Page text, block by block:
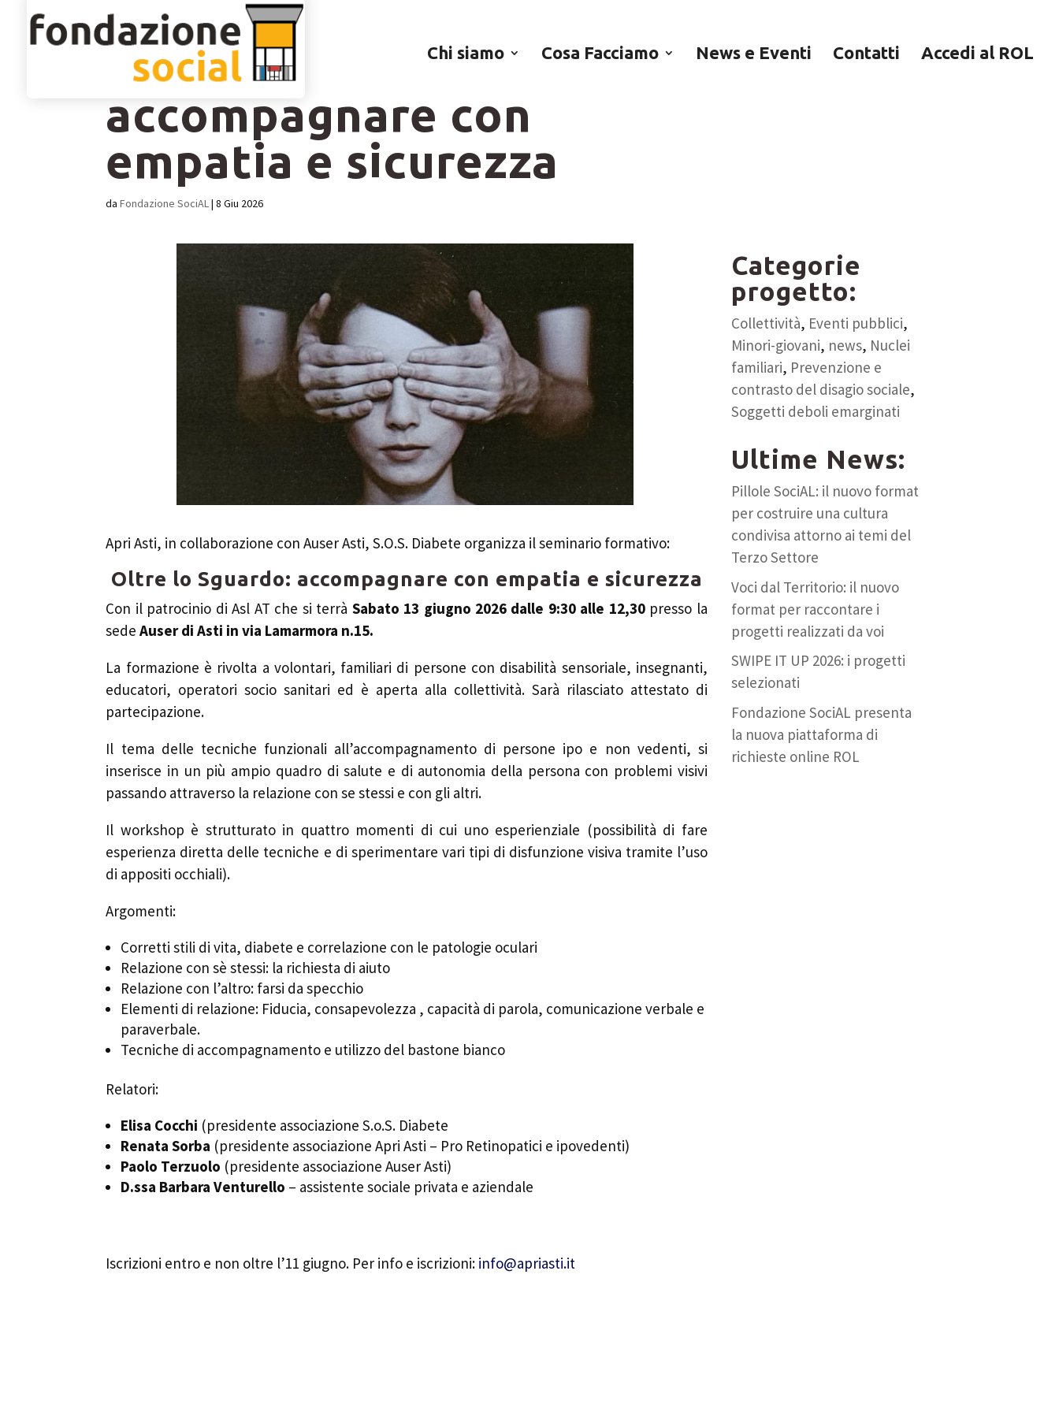
Chi siamo Cosa Facciamo News e Eventi Contatti Accedi al ROL
Oltre lo sguardo: l’arte di
accompagnare con
empatia e sicurezza
daFondazione SociAL|8 Giu 2026
Apri Asti, in collaborazione con Auser Asti, S.O.S. Diabete organizza il seminario formativo:
Oltre lo Sguardo: accompagnare con empatia e sicurezza
Con il patrocinio di Asl AT che si terrà Sabato 13 giugno 2026 dalle 9:30 alle 12,30presso la
sedeAuser di Asti in via Lamarmora n.15.
La formazione è rivolta a volontari, familiari di persone con disabilità sensoriale, insegnanti,
educatori, operatori socio sanitari ed è aperta alla collettività. Sarà rilasciato attestato di
partecipazione.
Il tema delle tecniche funzionali all’accompagnamento di persone ipo e non vedenti, si
inserisce in un più ampio quadro di salute e di autonomia della persona con problemi visivi
passando attraverso la relazione con se stessi e con gli altri.
Il workshop è strutturato in quattro momenti di cui uno esperienziale (possibilità di fare
esperienza diretta delle tecniche e di sperimentare vari tipi di disfunzione visiva tramite l’uso
di appositi occhiali).
Argomenti:
Corretti stili di vita, diabete e correlazione con le patologie oculari
Relazione con sè stessi: la richiesta di aiuto
Relazione con l’altro: farsi da specchio
Elementi di relazione: Fiducia, consapevolezza , capacità di parola, comunicazione verbale e
paraverbale.
Tecniche di accompagnamento e utilizzo del bastone bianco
Relatori:
Elisa Cocchi (presidente associazione S.o.S. Diabete
Renata Sorba (presidente associazione Apri Asti – Pro Retinopatici e ipovedenti)
Paolo Terzuolo (presidente associazione Auser Asti)
D.ssa Barbara Venturello – assistente sociale privata e aziendale
Iscrizioni entro e non oltre l’11 giugno. Per info e iscrizioni: info@apriasti.it
Seguici su
Categorie
progetto:
Collettività, Eventi pubblici,
Minori-giovani, news, Nuclei
familiari, Prevenzione e
contrasto del disagio sociale,
Soggetti deboli emarginati
Ultime News:
Pillole SociAL: il nuovo format
per costruire una cultura
condivisa attorno ai temi del
Terzo Settore
Voci dal Territorio: il nuovo
format per raccontare i
progetti realizzati da voi
SWIPE IT UP 2026: i progetti
selezionati
Fondazione SociAL presenta
la nuova piattaforma di
richieste online ROL